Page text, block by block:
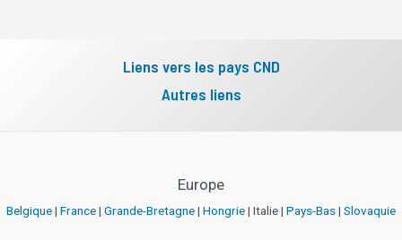
Liens vers les pays CND
Autres liens
Europe
Belgique| France| Grande-Bretagne| Hongrie| Italie | Pays-Bas| Slovaquie